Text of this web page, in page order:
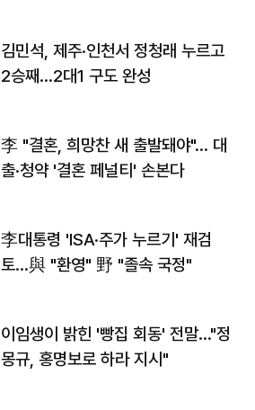
김민석, 제주·인천서 정청래 누르고
2승째…2대1 구도 완성
李 "결혼, 희망찬 새 출발돼야"… 대
출·청약 '결혼 페널티' 손본다
李대통령 'ISA·주가 누르기' 재검
토…與 "환영" 野 "졸속 국정"
이임생이 밝힌 '빵집 회동' 전말…"정
몽규, 홍명보로 하라 지시"